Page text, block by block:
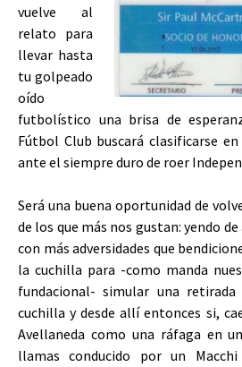
vuelve al
relato para
llevar hasta
tu golpeado
oído
futbolístico una brisa de
Fútbol Club buscará clasificarse en
ante el siempre duro de roer
Será una buena oportunidad de
de los que más nos gustan: yendo
con más adversidades que
la cuchilla para -como manda
fundacional- simular una
cuchilla y desde allí entonces si,
Avellaneda como una ráfaga en
llamas conducido por un